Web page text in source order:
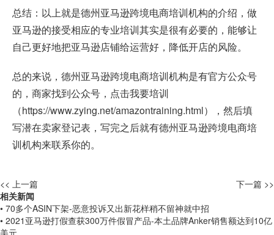
总结：以上就是德州亚马逊跨境电商培训机构的介绍，做
亚马逊的接受相应的专业培训其实是很有必要的，能够让
自己更好地把亚马逊店铺给运营好，降低开店的风险。
总的来说，德州亚马逊跨境电商培训机构是有官方公众号
的，商家找到公众号，点击我要培训
（https://www.zying.net/amazontraining.html），然后填
写潜在卖家登记表，写完之后就有德州亚马逊跨境电商培
训机构来联系你的。
<< 上一篇
下一篇 >>
相关新闻
• 70多个ASIN下架-恶意投诉又出新花样稍不留神就中招
• 2021亚马逊打假查获300万件假冒产品-本土品牌Anker销售额达到10亿